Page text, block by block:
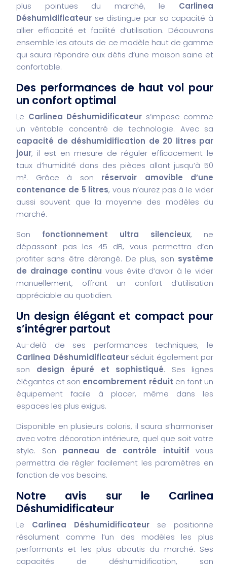
plus pointues du marché, le Carlinea
Déshumidificateur se distingue par sa capacité à
allier efficacité et facilité d’utilisation. Découvrons
ensemble les atouts de ce modèle haut de gamme
qui saura répondre aux défis d’une maison saine et
confortable.
Des performances de haut vol pour
un confort optimal
Le Carlinea Déshumidificateur s’impose comme
un véritable concentré de technologie. Avec sa
capacité de déshumidification de 20 litres par
jour, il est en mesure de réguler efficacement le
taux d’humidité dans des pièces allant jusqu’à 50
m². Grâce à son réservoir amovible d’une
contenance de 5 litres, vous n’aurez pas à le vider
aussi souvent que la moyenne des modèles du
marché.
Son fonctionnement ultra silencieux, ne
dépassant pas les 45 dB, vous permettra d’en
profiter sans être dérangé. De plus, son système
de drainage continu vous évite d’avoir à le vider
manuellement, offrant un confort d’utilisation
appréciable au quotidien.
Un design élégant et compact pour
s’intégrer partout
Au-delà de ses performances techniques, le
Carlinea Déshumidificateurséduit également par
son design épuré et sophistiqué. Ses lignes
élégantes et son encombrement réduit en font un
équipement facile à placer, même dans les
espaces les plus exigus.
Disponible en plusieurs coloris, il saura s’harmoniser
avec votre décoration intérieure, quel que soit votre
style. Son panneau de contrôle intuitif vous
permettra de régler facilement les paramètres en
fonction de vos besoins.
Notre avis sur le Carlinea
Déshumidificateur
Le Carlinea Déshumidificateur se positionne
résolument comme l’un des modèles les plus
performants et les plus aboutis du marché. Ses
capacités de déshumidification, son